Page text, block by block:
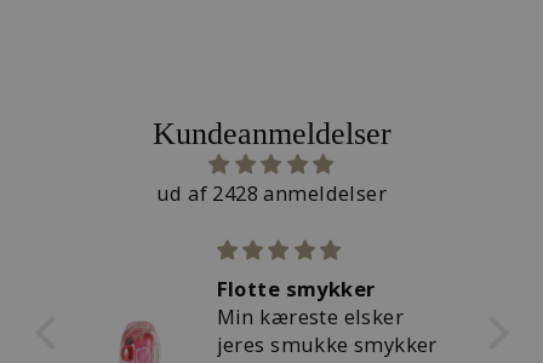
Kundeanmeldelser
ud af 2428 anmeldelser
Flotte smykker
Min kæreste elsker
jeres smukke smykker